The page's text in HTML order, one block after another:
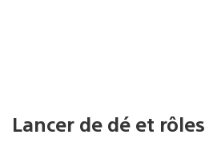
Lancer de dé et rôles